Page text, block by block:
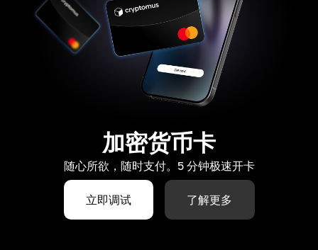
加密货币卡
随心所欲，随时支付。5 分钟极速开卡
立即调试 了解更多